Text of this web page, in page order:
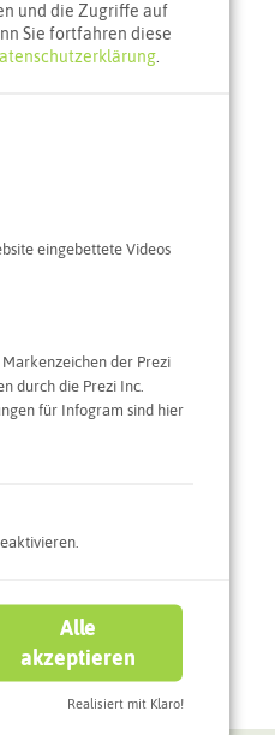
Interaktive Karte
und die Zugriffe auf
Sie fortfahren diese
.
eingebettete Videos
der Prezi
durch die Prezi Inc.
für Infogram sind hier
Alle
akzeptieren
Realisiert mit Klaro!